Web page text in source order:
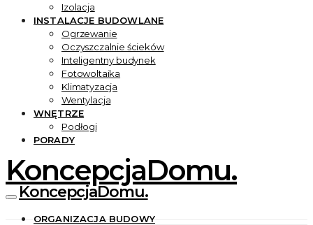
Izolacja
INSTALACJE BUDOWLANE
Ogrzewanie
Oczyszczalnie ścieków
Inteligentny budynek
Fotowoltaika
Klimatyzacja
Wentylacja
WNĘTRZE
Podłogi
PORADY
KoncepcjaDomu.
KoncepcjaDomu.
ORGANIZACJA BUDOWY